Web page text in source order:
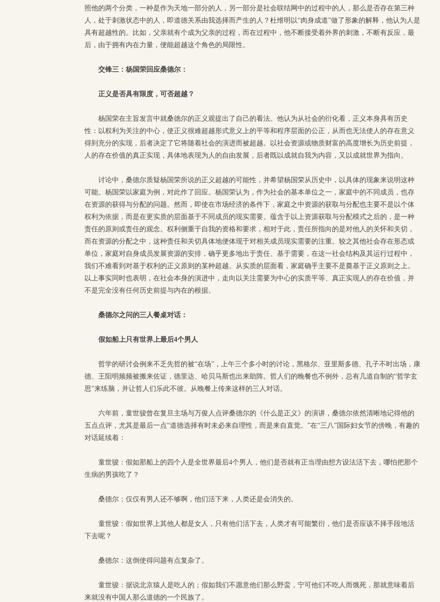
照他的两个分类，一种是作为天地一部分的人，另一部分是社会联结网中的过程中的人，那么是否存在第三种
人，处于刺激状态中的人，即道德关系由我选择而产生的人？杜维明以“肉身成道”做了形象的解释，他认为人是
具有超越性的。比如，父亲就有个成为父亲的过程，而在过程中，他不断接受着外界的刺激，不断有反应，最
后，由于拥有内在力量，便能超越这个角色的局限性。
交锋三：杨国荣回应桑德尔：
正义是否具有限度，可否超越？
杨国荣在主旨发言中就桑德尔的正义观提出了自己的看法。他认为从社会的衍化看，正义本身具有历史
性：以权利为关注的中心，使正义很难超越形式意义上的平等和程序层面的公正，从而也无法使人的存在意义
得到充分的实现，后者决定了它将随着社会的演进而被超越。以社会资源或物质财富的高度增长为历史前提，
人的存在价值的真正实现，具体地表现为人的自由发展，后者既以成就自我为内容，又以成就世界为指向。
讨论中，桑德尔质疑杨国荣所说的正义超越的可能性，并希望杨国荣从历史中，以具体的现象来说明这种
可能。杨国荣以家庭为例，对此作了回应。杨国荣认为，作为社会的基本单位之一，家庭中的不同成员，也存
在资源的获得与分配的问题。然而，即使在市场经济的条件下，家庭之中资源的获取与分配也主要不是以个体
权利为依据，而是在更实质的层面基于不同成员的现实需要。蕴含于以上资源获取与分配模式之后的，是一种
责任的原则或责任的观念。权利侧重于自我的资格和要求，相对于此，责任所指向的是对他人的关怀和关切，
而在资源的分配之中，这种责任和关切具体地便体现于对相关成员现实需要的注重。较之其他社会存在形态或
单位，家庭对自身成员发展资源的安排，确乎更多地出于责任、基于需要，在这一社会结构及其运行过程中，
我们不难看到对基于权利的正义原则的某种超越。从实质的层面看，家庭确乎主要不是奠基于正义原则之上。
以上事实同时也表明，在社会本身的演进中，走向以关注需要为中心的实质平等、真正实现人的存在价值，并
不是完全没有任何历史前提与内在的根据。
桑德尔之问的三人餐桌对话：
假如船上只有世界上最后4个男人
哲学的研讨会例来不乏先哲的被“在场”，上午三个多小时的讨论，黑格尔、亚里斯多德、孔子不时出场，康
德、王阳明频频被搬来佐证，德里达、哈贝马斯也出来助阵。哲人们的晚餐也不例外，总有几道自制的“哲学玄
思”来练脑，并让哲人们乐此不彼。从晚餐上传来这样的三人对话。
六年前，童世骏曾在复旦主场与万俊人点评桑德尔的《什么是正义》的演讲，桑德尔依然清晰地记得他的
五点点评，尤其是最后一点“道德选择有时未必来自理性，而是来自直觉。”在“三八”国际妇女节的傍晚，有趣的
对话延续着：
童世骏：假如那船上的四个人是全世界最后4个男人，他们是否就有正当理由想方设法活下去，哪怕把那个
生病的男孩吃了？
桑德尔：仅仅有男人还不够啊，他们活下来，人类还是会消失的。
童世骏：假如世界上其他人都是女人，只有他们活下去，人类才有可能繁衍，他们是否应该不择手段地活
下去呢？
桑德尔：这倒使得问题有点复杂了。
童世骏：据说北京猿人是吃人的；假如我们不愿意他们那么野蛮，宁可他们不吃人而饿死，那就意味着后
来就没有中国人那么道德的一个民族了。